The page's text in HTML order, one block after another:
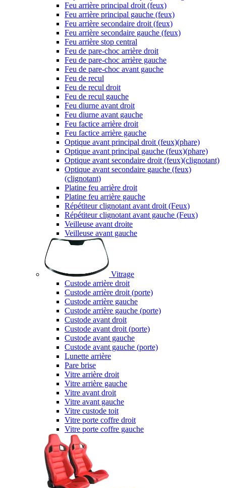
Feu arrière principal droit (feux)
Feu arrière principal gauche (feux)
Feu arrière secondaire droit (feux)
Feu arrière secondaire gauche (feux)
Feu arrière stop central
Feu de pare-choc arrière droit
Feu de pare-choc arrière gauche
Feu de pare-choc avant gauche
Feu de recul
Feu de recul droit
Feu de recul gauche
Feu diurne avant droit
Feu diurne avant gauche
Feu factice arrière droit
Feu factice arrière gauche
Optique avant principal droit (feux)(phare)
Optique avant principal gauche (feux)(phare)
Optique avant secondaire droit (feux)(clignotant)
Optique avant secondaire gauche (feux)
(clignotant)
Platine feu arrière droit
Platine feu arrière gauche
Répétiteur clignotant avant droit (Feux)
Répétiteur clignotant avant gauche (Feux)
Veilleuse avant droite
Veilleuse avant gauche
Vitrage
Custode arrière droit
Custode arrière droit (porte)
Custode arrière gauche
Custode arrière gauche (porte)
Custode avant droit
Custode avant droit (porte)
Custode avant gauche
Custode avant gauche (porte)
Lunette arrière
Pare brise
Vitre arrière droit
Vitre arrière gauche
Vitre avant droit
Vitre avant gauche
Vitre custode toit
Vitre porte coffre droit
Vitre porte coffre gauche